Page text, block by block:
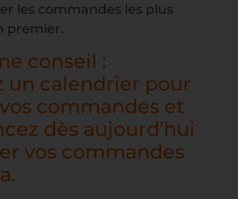
les commandes les plus
premier.
conseil :
un calendrier pour
commandes et
dès aujourd’hui
vos commandes